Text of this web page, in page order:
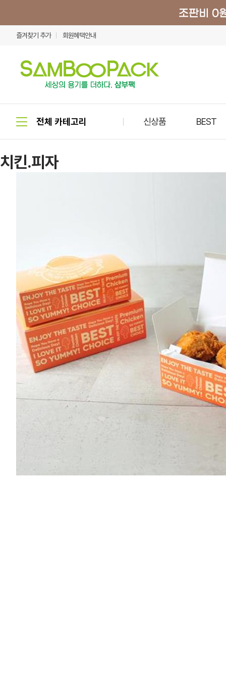
즐겨찾기 추가 회원혜택안내
신상품 BEST
치킨.피자